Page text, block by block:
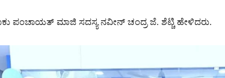
ಪಂಚಾಯತ್ ಮಾಜಿ ಸದಸ್ಯ ನವೀನ್ ಚಂದ್ರ ಜೆ. ಶೆಟ್ಚಿ ಹೇಳಿದರು.